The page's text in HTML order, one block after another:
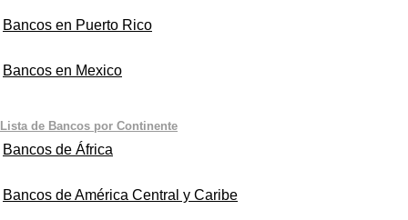
Bancos en Puerto Rico
Bancos en Mexico
Lista de Bancos por Continente
Bancos de África
Bancos de América Central y Caribe